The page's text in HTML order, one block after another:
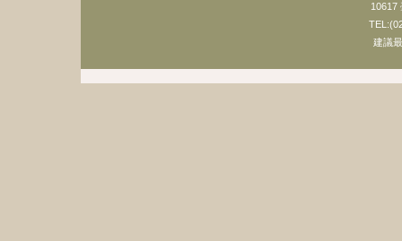
10617
建議